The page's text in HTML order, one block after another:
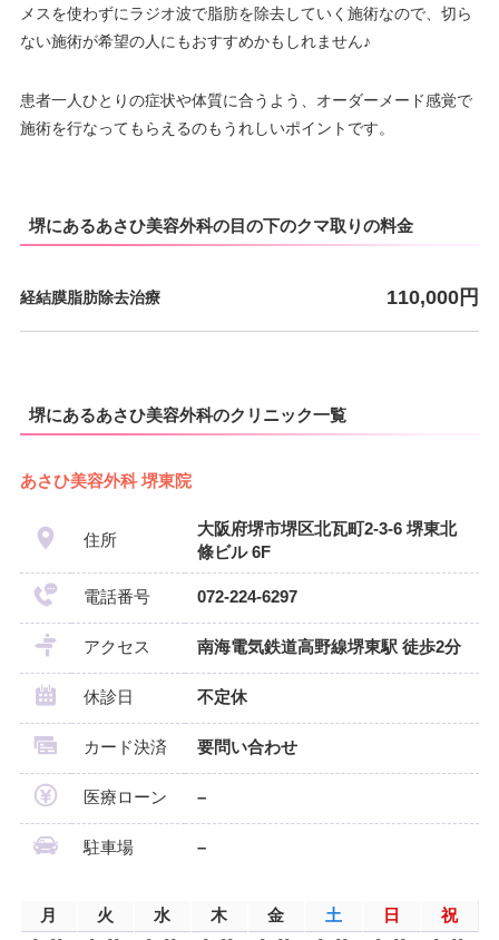
メスを使わずにラジオ波で脂肪を除去していく施術なので、切ら
ない施術が希望の人にもおすすめかもしれません♪
患者一人ひとりの症状や体質に合うよう、オーダーメード感覚で
施術を行なってもらえるのもうれしいポイントです。
堺にあるあさひ美容外科の目の下のクマ取りの料金
経結膜脂肪除去治療 110,000円
堺にあるあさひ美容外科のクリニック一覧
あさひ美容外科 堺東院
住所
大阪府堺市堺区北瓦町2-3-6 堺東北
條ビル 6F
電話番号 072-224-6297
アクセス 南海電気鉄道高野線堺東駅 徒歩2分
休診日 不定休
カード決済 要問い合わせ
医療ローン –
駐車場 –
月 火 水 木 金 土 日 祝